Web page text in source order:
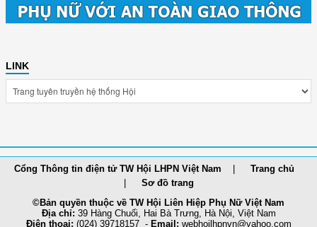
LINK
Cổng Thông tin điện tử TW Hội LHPN Việt Nam
Trang chủ
Sơ đồ trang
©Bản quyền thuộc về TW Hội Liên Hiệp Phụ Nữ Việt Nam
Địa chỉ: 39 Hàng Chuối, Hai Bà Trưng, Hà Nội, Việt Nam
Điện thoại: (024) 39718157 - Email: webhoilhpnvn@yahoo.com